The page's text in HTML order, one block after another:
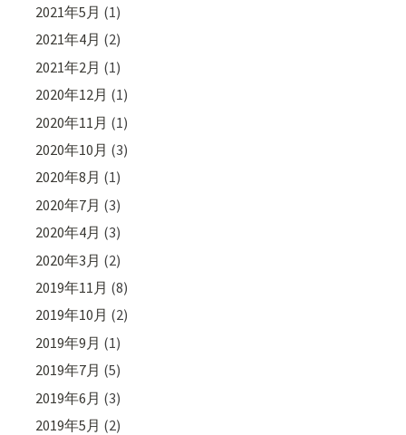
2021年5月 (1)
2021年4月 (2)
2021年2月 (1)
2020年12月 (1)
2020年11月 (1)
2020年10月 (3)
2020年8月 (1)
2020年7月 (3)
2020年4月 (3)
2020年3月 (2)
2019年11月 (8)
2019年10月 (2)
2019年9月 (1)
2019年7月 (5)
2019年6月 (3)
2019年5月 (2)